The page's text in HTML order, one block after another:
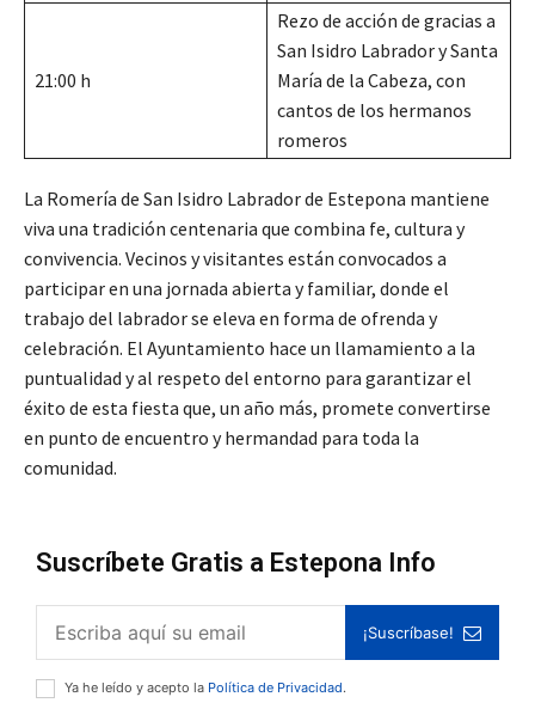
21:00 h
Rezo de acción de gracias a
San Isidro Labrador y Santa
María de la Cabeza, con
cantos de los hermanos
romeros
La Romería de San Isidro Labrador de Estepona mantiene
viva una tradición centenaria que combina fe, cultura y
convivencia. Vecinos y visitantes están convocados a
participar en una jornada abierta y familiar, donde el
trabajo del labrador se eleva en forma de ofrenda y
celebración. El Ayuntamiento hace un llamamiento a la
puntualidad y al respeto del entorno para garantizar el
éxito de esta fiesta que, un año más, promete convertirse
en punto de encuentro y hermandad para toda la
comunidad.
Suscríbete Gratis a Estepona Info
¡Suscríbase!
Ya he leído y acepto la Política de Privacidad.